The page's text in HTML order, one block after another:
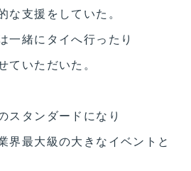
支援をしていた。
一緒にタイへ行ったり
ていただいた。
スタンダードになり
界最大級の大きなイベントと